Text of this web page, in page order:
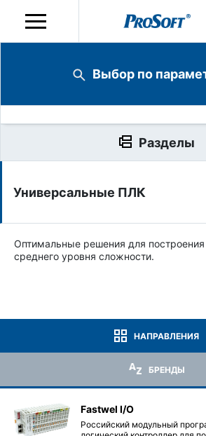
Универсальные ПЛК
Оптимальные решения для построения
среднего уровня сложности.
НАПРАВЛЕНИЯ
БРЕНДЫ
Fastwel I/O
Российский модульный
Выбор по
Разделы